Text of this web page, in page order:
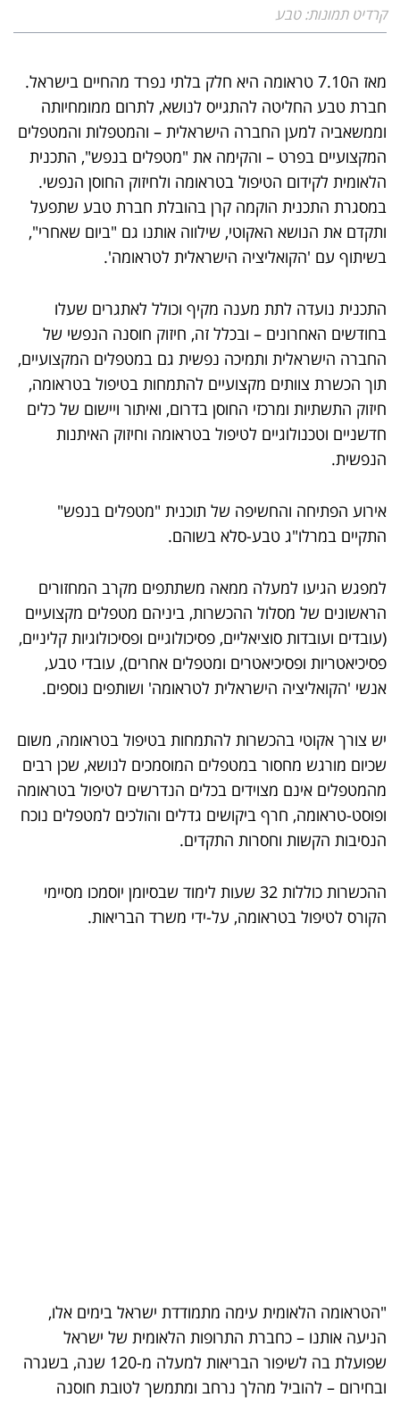
קרדיט תמונות: טבע
מאז ה7.10 טראומה היא חלק בלתי נפרד מהחיים בישראל.
חברת טבע החליטה להתגייס לנושא, לתרום ממומחיותה
וממשאביה למען החברה הישראלית – והמטפלות והמטפלים
המקצועיים בפרט – והקימה את "מטפלים בנפש", התכנית
הלאומית לקידום הטיפול בטראומה ולחיזוק החוסן הנפשי.
במסגרת התכנית הוקמה קרן בהובלת חברת טבע שתפעל
ותקדם את הנושא האקוטי, שילווה אותנו גם "ביום שאחרי",
בשיתוף עם 'הקואליציה הישראלית לטראומה'.
התכנית נועדה לתת מענה מקיף וכולל לאתגרים שעלו
בחודשים האחרונים – ובכלל זה, חיזוק חוסנה הנפשי של
החברה הישראלית ותמיכה נפשית גם במטפלים המקצועיים,
תוך הכשרת צוותים מקצועיים להתמחות בטיפול בטראומה,
חיזוק התשתיות ומרכזי החוסן בדרום, ואיתור ויישום של כלים
חדשניים וטכנולוגיים לטיפול בטראומה וחיזוק האיתנות
הנפשית.
אירוע הפתיחה והחשיפה של תוכנית "מטפלים בנפש"
התקיים במרלו"ג טבע-סלא בשוהם.
למפגש הגיעו למעלה ממאה משתתפים מקרב המחזורים
הראשונים של מסלול ההכשרות, ביניהם מטפלים מקצועיים
(עובדים ועובדות סוציאליים, פסיכולוגיים ופסיכולוגיות קליניים,
פסיכיאטריות ופסיכיאטרים ומטפלים אחרים), עובדי טבע,
אנשי 'הקואליציה הישראלית לטראומה' ושותפים נוספים.
יש צורך אקוטי בהכשרות להתמחות בטיפול בטראומה, משום
שכיום מורגש מחסור במטפלים המוסמכים לנושא, שכן רבים
מהמטפלים אינם מצוידים בכלים הנדרשים לטיפול בטראומה
ופוסט-טראומה, חרף ביקושים גדלים והולכים למטפלים נוכח
הנסיבות הקשות וחסרות התקדים.
ההכשרות כוללות 32 שעות לימוד שבסיומן יוסמכו מסיימי
הקורס לטיפול בטראומה, על-ידי משרד הבריאות.
"הטראומה הלאומית עימה מתמודדת ישראל בימים אלו,
הניעה אותנו – כחברת התרופות הלאומית של ישראל
שפועלת בה לשיפור הבריאות למעלה מ-120 שנה, בשגרה
ובחירום – להוביל מהלך נרחב ומתמשך לטובת חוסנה